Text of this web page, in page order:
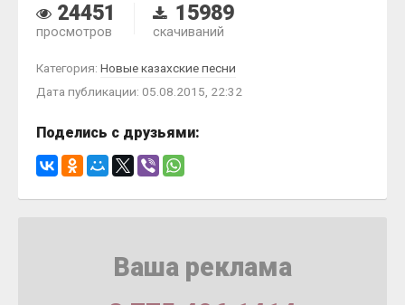
24451
просмотров
15989
скачиваний
Категория: Новые казахские песни
Дата публикации: 05.08.2015, 22:32
Поделись с друзьями:
Ваша реклама